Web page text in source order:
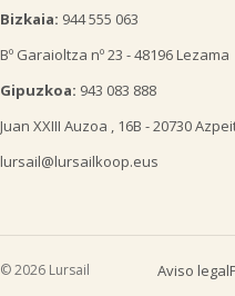
Bizkaia: 944 555 063
Bº Garaioltza nº 23 - 48196 Lezama
Gipuzkoa: 943 083 888
Juan XXIII Auzoa , 16B - 20730
lursail@lursailkoop.eus
© 2026 Lursail Aviso legal